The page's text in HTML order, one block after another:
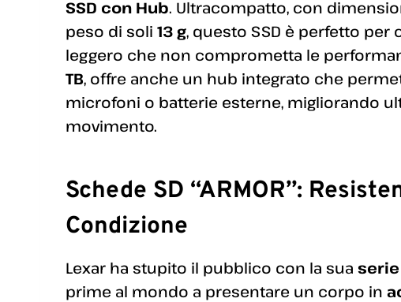
SSD con Hub. Ultracompatto, con
peso di soli 13 g, questo SSD è perfetto
leggero che non comprometta le
TB, offre anche un hub integrato che
microfoni o batterie esterne, migliorando
movimento.
Schede SD “ARMOR”:
Condizione
Lexar ha stupito il pubblico con la sua serie
prime al mondo a presentare un corpo in